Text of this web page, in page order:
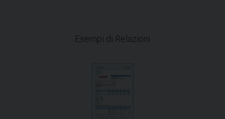
Esempi di Relazioni